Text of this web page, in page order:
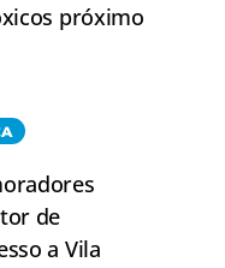
próximo
de
a Vila